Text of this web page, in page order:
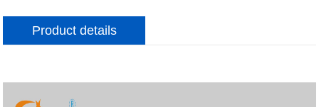
Product details